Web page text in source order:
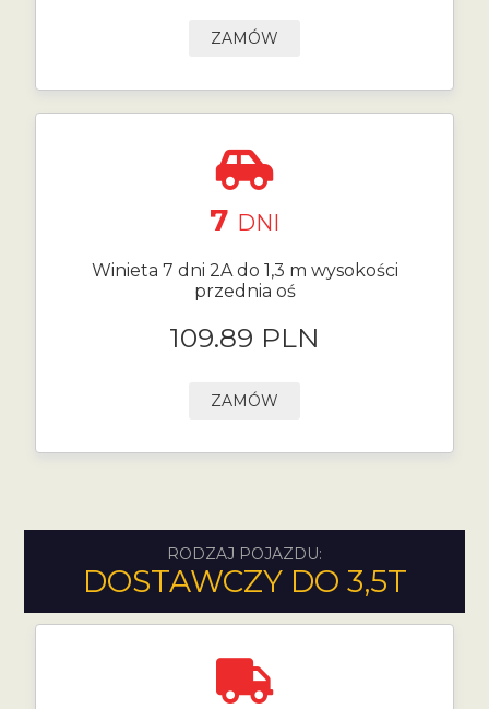
ZAMÓW
7 DNI
Winieta 7 dni 2A do 1,3 m wysokości
przednia oś
109.89 PLN
ZAMÓW
RODZAJ POJAZDU:
DOSTAWCZY DO 3,5T